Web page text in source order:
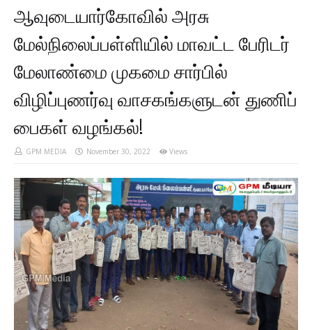
ஆவுடையார்கோவில் அரசு
மேல்நிலைப்பள்ளியில் மாவட்ட பேரிடர்
மேலாண்மை முகமை சார்பில்
விழிப்புணர்வு வாசகங்களுடன் துணிப்
பைகள் வழங்கல்!
GPM MEDIA November 30, 2022 Views